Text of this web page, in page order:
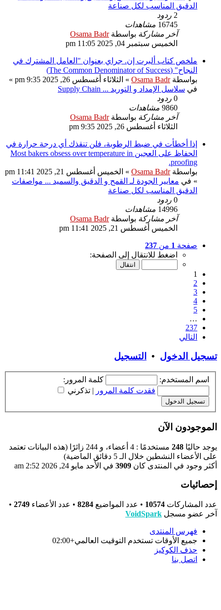
الدقيق المناسب لكل صناعة
2 ردود
16745 مشاهدات
آخر مشاركة بواسطةOsama Badr
الخميس سبتمبر 04, 2025 11:05 pm
ملخص كتاب ألبرت إن. جراي بعنوان "العامل المشترك في
النجاح" (The Common Denominator of Success)
بواسطةOsama Badr
» الثلاثاء أغسطس 26, 2025 9:35 pm »
في سلاسل الإمداد و التوريد ... Supply Chain
0 ردود
9860 مشاهدات
آخر مشاركة بواسطةOsama Badr
الثلاثاء أغسطس 26, 2025 9:35 pm
إذا أخطأت في ضبط الرطوبة، فلن تنقذك أي درجة حرارة في
الحفاظ على العجين Most bakers obsess over temperature in
proofing.
بواسطةOsama Badr
» الخميس أغسطس 21, 2025 11:41 pm
» في معايير الجودة لـ القمح و الدقيق والسميد ... مواصفات
الدقيق المناسب لكل صناعة
0 ردود
14996 مشاهدات
آخر مشاركة بواسطةOsama Badr
الخميس أغسطس 21, 2025 11:41 pm
صفحة 1 من 237
اضغط للانتقال إلى الصفحة:
1
2
3
4
5
…
237
التالي
تسجيل الدخول • التسجيل
اسم المستخدم:
كلمة المرور:
فقدت كلمة المرور | تذكرني
الموجودون الآن
يوجد حاليًا 248
مستخدمًا : 4 أعضاء، و 244 زائرًا (هذه البيانات تعتمد
على الأعضاء النشطين خلال الـ 5 دقائق الماضية)
أكثر وجود في المنتدى كان 3909 في الأحد مايو 24, 2026 2:52 am
إحصائيات
عدد المشاركات 10574 • عدد المواضيع 8284 • عدد الأعضاء 2749
•
آخر عضو مسجل VoidSpark
فهرس المنتدى
جميع الأوقات تستخدم التوقيت العالمي+02:00
حذف الكوكيز
اتصل بنا